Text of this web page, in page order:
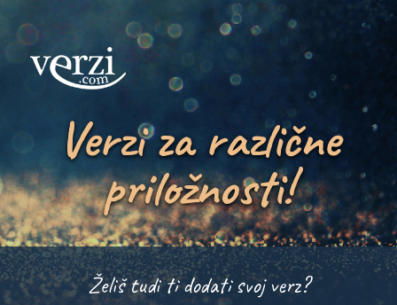
Verzi za različne
priložnosti!
Želiš tudi ti dodati svoj verz?